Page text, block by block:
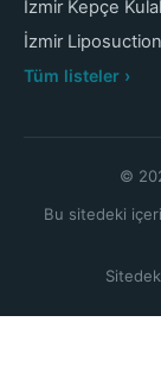
İzmir Kepçe
İzmir
Tüm listeler ›
©
Bu sitedeki